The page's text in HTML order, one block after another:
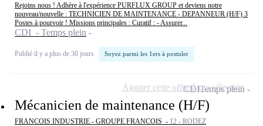
Rejoins nous ! Adhère à l'expérience PURFLUX GROUP et deviens notre
nouveau/nouvelle : TECHNICIEN DE MAINTENANCE - DEPANNEUR (H/F) 3
Postes à pourvoir ! Missions principales : Curatif : - Assurer...
CDI - Temps plein
Publié il y a plus de 30 jours Soyez parmi les 1ers à postuler
Mécanicien de maintenance (H/F)
FRANCOIS INDUSTRIE - GROUPE FRANCOIS - 12 - RODEZ
CDITemps plein
Ajouter cette offre à ma sélection